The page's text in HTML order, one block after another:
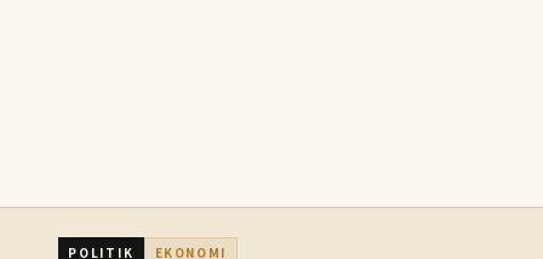
POLITIK EKONOMI